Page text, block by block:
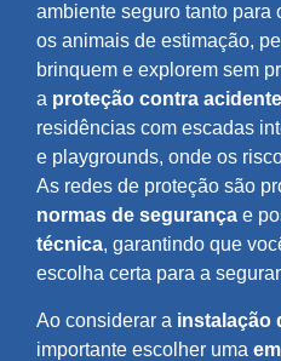
ambiente seguro tanto para
os animais de estimação,
brinquem e explorem sem
a proteção contra
residências com escadas
e playgrounds, onde os
As redes de proteção são
normas de segurança e
técnica, garantindo que
escolha certa para a
Ao considerar a instalação
importante escolher uma